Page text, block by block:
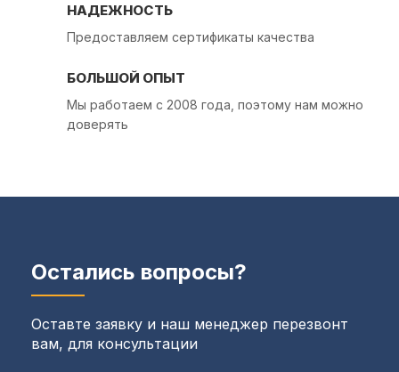
НАДЕЖНОСТЬ
Предоставляем сертификаты качества
БОЛЬШОЙ ОПЫТ
Мы работаем с 2008 года, поэтому нам можно
доверять
Остались вопросы?
Оставте заявку и наш менеджер перезвонт
вам, для консультации